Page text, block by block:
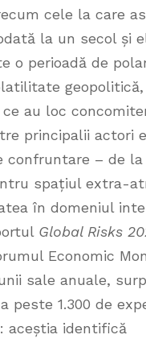
cele la care
la un secol și
o perioadă de
geopolitică,
au loc
principalii actori
confruntare – de
spațiul extra-
în domeniul
Global Risks
Economic
sale anuale,
peste 1.300 de
aceștia identifică